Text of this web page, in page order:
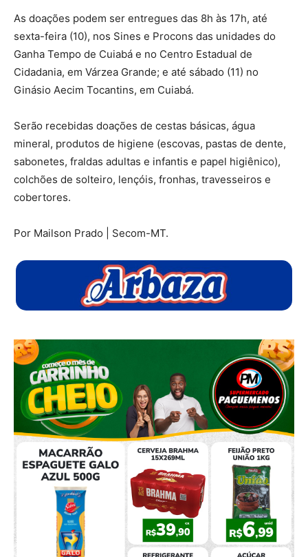
As doações podem ser entregues das 8h às 17h, até
sexta-feira (10), nos Sines e Procons das unidades do
Ganha Tempo de Cuiabá e no Centro Estadual de
Cidadania, em Várzea Grande; e até sábado (11) no
Ginásio Aecim Tocantins, em Cuiabá.
Serão recebidas doações de cestas básicas, água
mineral, produtos de higiene (escovas, pastas de dente,
sabonetes, fraldas adultas e infantis e papel higiênico),
colchões de solteiro, lençóis, fronhas, travesseiros e
cobertores.
Por Mailson Prado | Secom-MT.